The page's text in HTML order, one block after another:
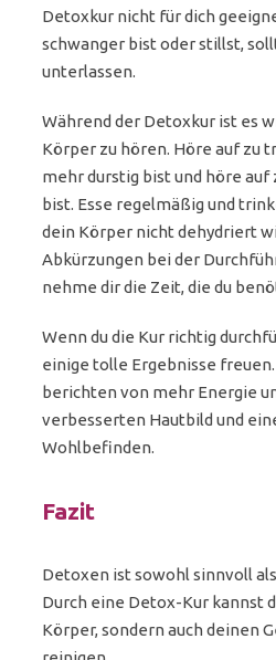
Detoxkur nicht für dich
schwanger bist oder stillst,
unterlassen.
Während der Detoxkur ist es
Körper zu hören. Höre auf zu
mehr durstig bist und höre auf
bist. Esse regelmäßig und
dein Körper nicht dehydriert
Abkürzungen bei der
nehme dir die Zeit, die du
Wenn du die Kur richtig
einige tolle Ergebnisse
berichten von mehr Energie
verbesserten Hautbild und
Wohlbefinden.
Fazit
Detoxen ist sowohl sinnvoll
Durch eine Detox-Kur kannst
Körper, sondern auch deinen